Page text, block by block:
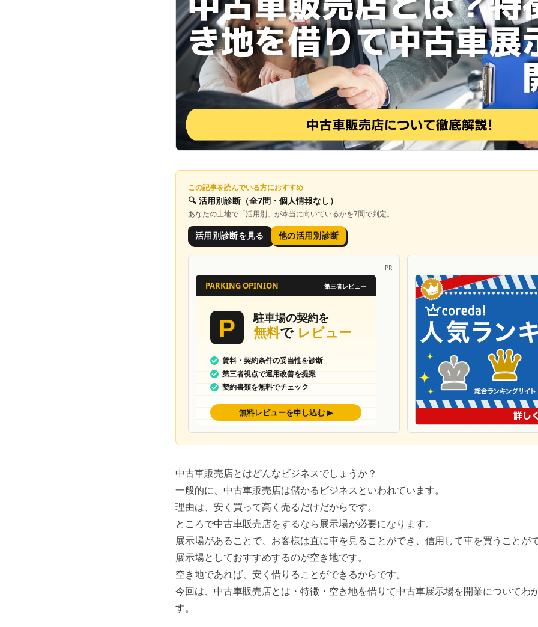
この記事を読んでいる方におすすめ
🔍 活用別診断 （全7問・個人情報なし）
あなたの土地で「活用別 」が本当に向いているかを7問で判定。
活用別診断を見る 他の活用別診断
PR
中古車販売店とはどんなビジネスでしょうか？
一般的に、中古車販売店は儲かるビジネスといわれています。
理由は、安く買って高く売るだけだからです。
ところで中古車販売店をするなら展示場が必要になります。
展示場があることで、お客様は直に車を見ることができ、信用して車を買うことが
展示場としておすすめするのが空き地です。
空き地であれば、安く借りることができるからです。
今回は、中古車販売店とは・特徴・空き地を借りて中古車展示場を開業についてわ
す。